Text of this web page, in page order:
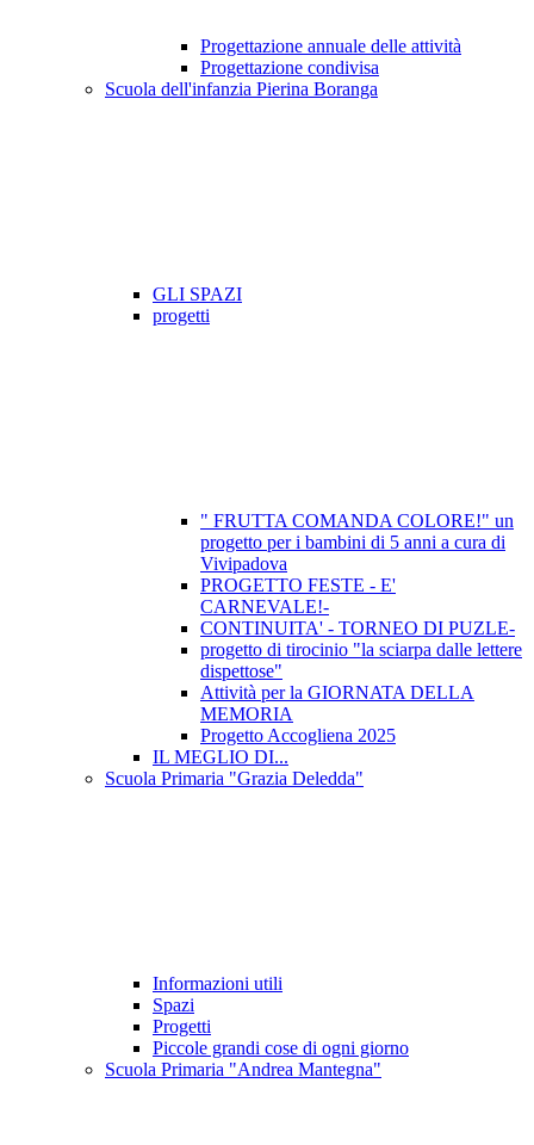
Progettazione annuale delle attività
Progettazione condivisa
Scuola dell'infanzia Pierina Boranga
GLI SPAZI
progetti
" FRUTTA COMANDA COLORE!" un
progetto per i bambini di 5 anni a cura di
Vivipadova
PROGETTO FESTE - E'
CARNEVALE!-
CONTINUITA' - TORNEO DI PUZLE-
progetto di tirocinio "la sciarpa dalle lettere
dispettose"
Attività per la GIORNATA DELLA
MEMORIA
Progetto Accogliena 2025
IL MEGLIO DI...
Scuola Primaria "Grazia Deledda"
Informazioni utili
Spazi
Progetti
Piccole grandi cose di ogni giorno
Scuola Primaria "Andrea Mantegna"